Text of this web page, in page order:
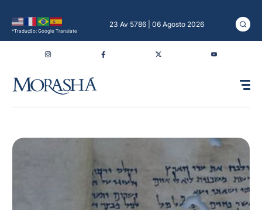
*Tradução: Google Translate
23 Av 5786 | 06 Agosto 2026